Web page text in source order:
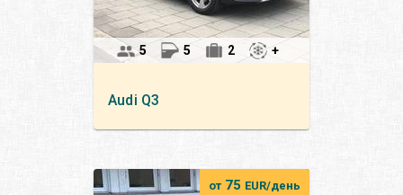
Audi Q3
5 5 2 +
от 75 EUR/день